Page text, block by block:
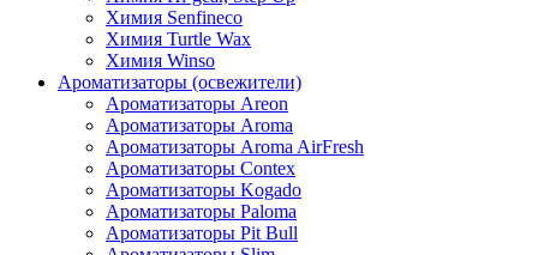
Химия Senfineco
Химия Turtle Wax
Химия Winso
Ароматизаторы (освежители)
Ароматизаторы Areon
Ароматизаторы Aroma
Ароматизаторы Aroma AirFresh
Ароматизаторы Contex
Ароматизаторы Kogado
Ароматизаторы Paloma
Ароматизаторы Pit Bull